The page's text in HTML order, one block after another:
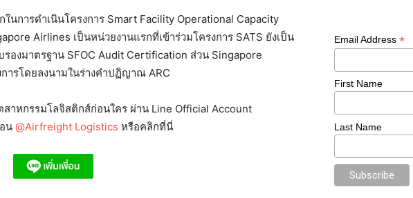
นการดำเนินโครงการ Smart Facility Operational Capacity
Airlines เป็นหน่วยงานแรกที่เข้าร่วมโครงการ SATS ยังเป็น
องมาตรฐาน SFOC Audit Certification ส่วน Singapore
ารโดยลงนามในร่างคำปฏิญาณ ARC
าหกรรมโลจิสติกส์ก่อนใคร ผ่าน Line Official Account
น @Airfreight Logistics หรือคลิกที่นี่
Email Address *
First Name
Last Name